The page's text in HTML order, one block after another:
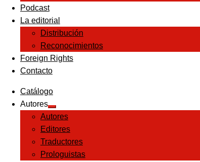
Podcast
La editorial
Distribución
Reconocimientos
Foreign Rights
Contacto
Catálogo
Autores
Expandir
el
menú
hijo
Autores
Editores
Traductores
Prologuistas